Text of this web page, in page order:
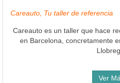
Careauto, Tu taller de referencia
Careauto es un taller que hace
en Barcelona, concretamente
Ver